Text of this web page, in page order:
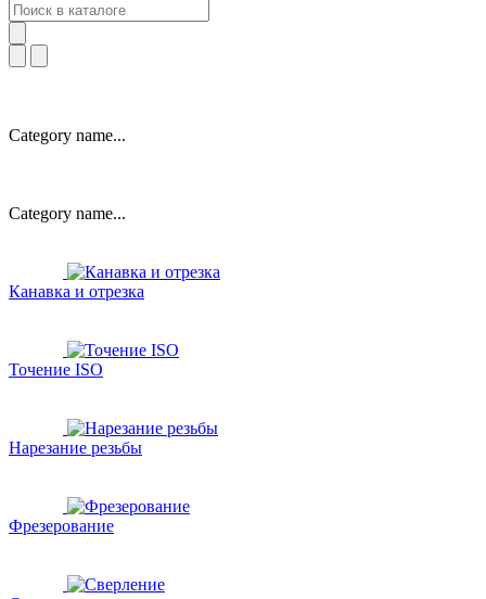
Category name...
Category name...
Канавка и отрезка
Точение ISO
Нарезание резьбы
Фрезерование